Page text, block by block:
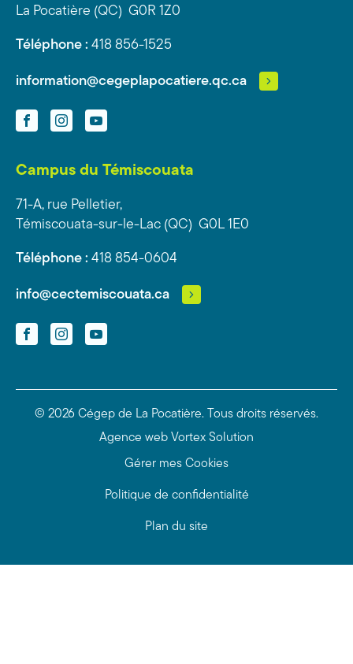
La Pocatière (QC) G0R 1Z0
Téléphone : 418 856-1525
information@cegeplapocatiere.qc.ca
FacebookInstagramYouTube
Campus du Témiscouata
71-A, rue Pelletier,
Témiscouata-sur-le-Lac (QC) G0L 1E0
Téléphone : 418 854-0604
info@cectemiscouata.ca
FacebookInstagramYouTube
© 2026 Cégep de La Pocatière.
Tous droits réservés.
Agence web Vortex Solution
Gérer mes Cookies
Politique de confidentialité
Plan du site